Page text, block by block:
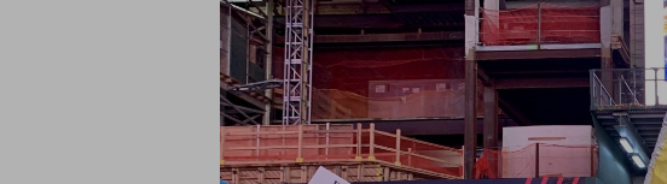
Personalities
Environment
Multimedia